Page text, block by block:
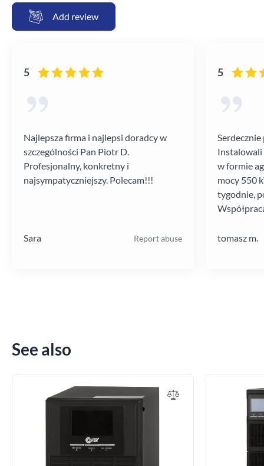
Add review
5
Najlepsza firma i najlepsi doradcy w
szczególności Pan Piotr D.
Profesjonalny, konkretny i
najsympatyczniejszy. Polecam!!!
Sara Report abuse
5
Instalowali
w formie
mocy 550
tygodnie,
tomasz m.
See also